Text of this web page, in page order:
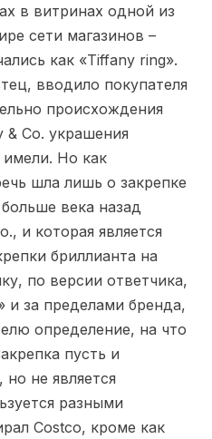
в витринах одной из
сети магазинов –
как «Tiffany ring».
вводило покупателя
происхождения
& Co. украшения
имели. Но как
шла лишь о закрепке
века назад
и которая является
бриллианта на
по версии ответчика,
и за пределами бренда,
определение, на что
пусть и
не является
разными
Costco, кроме как